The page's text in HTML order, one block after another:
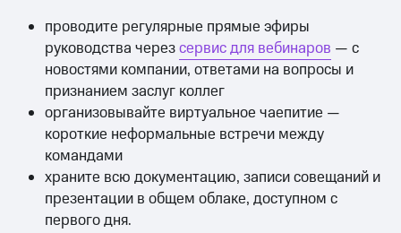
проводите регулярные прямые эфиры
руководства черезсервис для вебинаров — с
новостями компании, ответами на вопросы и
признанием заслуг коллег
организовывайте виртуальное чаепитие —
короткие неформальные встречи между
командами
храните всю документацию, записи совещаний и
презентации в общем облаке, доступном с
первого дня.